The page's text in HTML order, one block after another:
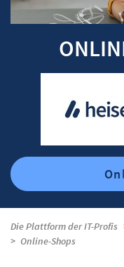
Die Plattform der IT-Profis
Online-Shops